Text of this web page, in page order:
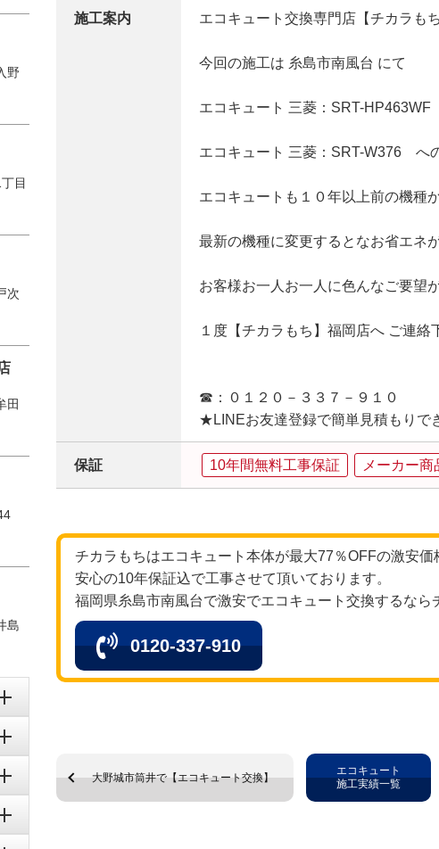
施工案内 エコキュート交換専門店【チカラも
今回の施工は 糸島市南風台 にて
エコキュート 三菱：SRT-
エコキュート 三菱：SRT-W376 へ
エコキュートも１０年以上前の機種
最新の機種に変更するとなお省エネ
お客様お一人お一人に色んなご要望
１度【チカラもち】福岡店へ ご連絡
☎：０１２０－３３７－９１０
★LINEお友達登録で簡単見積もりで
保証 10年間無料工事保証 メーカー商
チカラもちはエコキュート本体が最大77％OFFの激安価
安心の10年保証込で工事させて頂いております。
福岡県糸島市南風台で激安でエコキュート交換するなら
0120-337-910
大野城市筒井で【エコキュート交換】
エコキュート
施工実績一覧
野
目
次
田
島